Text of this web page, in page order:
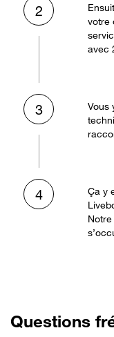
2
votre
avec
3
Vous
4
Ça y
Questions